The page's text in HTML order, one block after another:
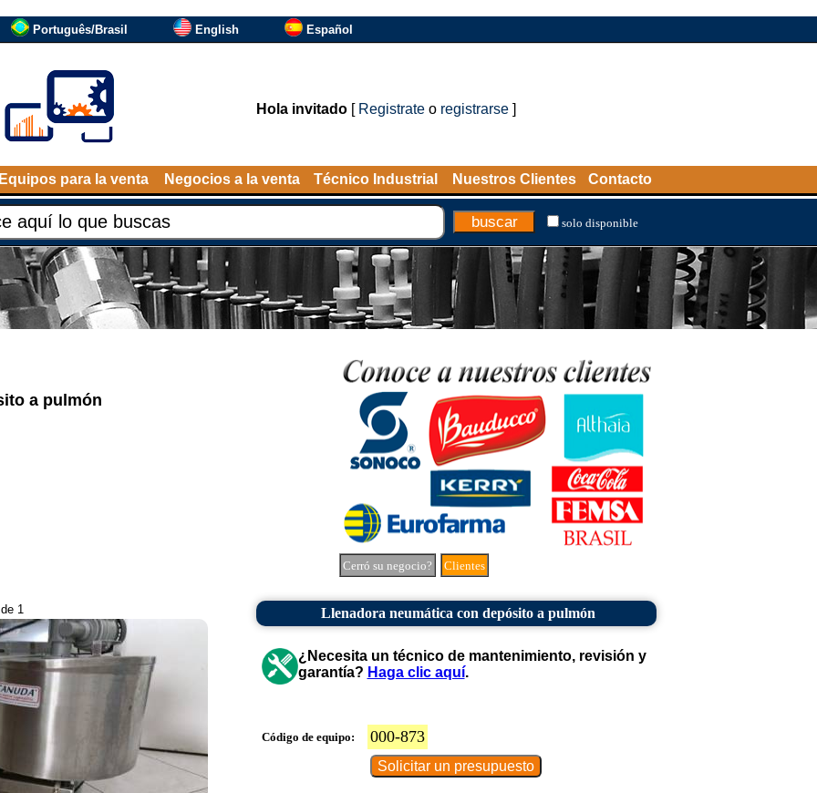
Português/Brasil English Español
Hola invitado[ Registrateo registrarse]
para la venta Negocios a la venta Técnico Industrial Nuestros Clientes Contacto
solo disponible
a pulmón
Cerró su negocio? Clientes
1 Llenadora neumática con depósito a pulmón
¿Necesita un técnico de mantenimiento, revisión y
garantía? Haga clic aquí.
Código de equipo: 000-873